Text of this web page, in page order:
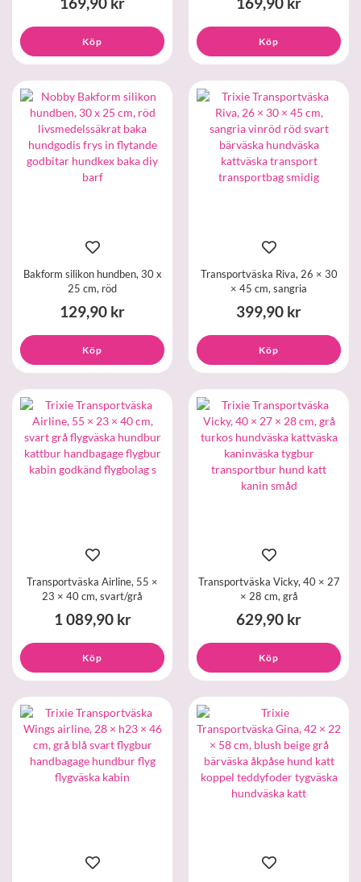
Köp Köp
Bakform silikon hundben, 30 x
25 cm, röd
129,90 kr
Köp
Transportväska Riva, 26 × 30
× 45 cm, sangria
399,90 kr
Köp
Transportväska Airline, 55 ×
23 × 40 cm, svart/grå
1 089,90 kr
Köp
Transportväska Vicky, 40 × 27
× 28 cm, grå
629,90 kr
Köp